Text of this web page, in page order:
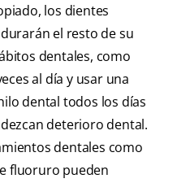
los dientes
el resto de su
dentales, como
al día y usar una
dental todos los días
deterioro dental.
dentales como
fluoruro pueden